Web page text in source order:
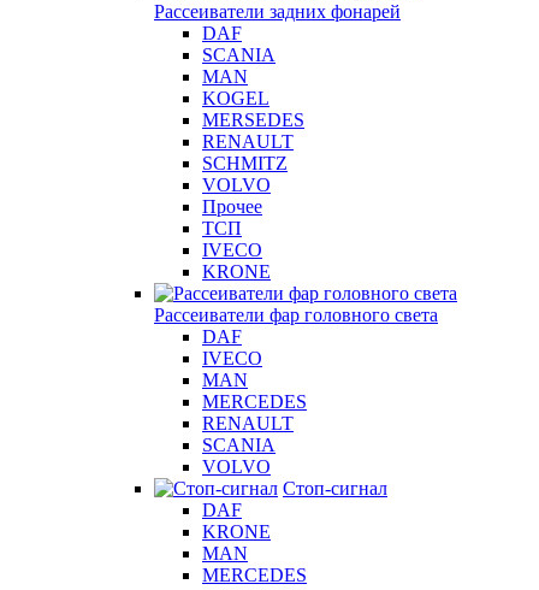
Рассеиватели задних фонарей
DAF
SCANIA
MAN
KOGEL
MERSEDES
RENAULT
SCHMITZ
VOLVO
Прочее
ТСП
IVECO
KRONE
Рассеиватели фар головного света
DAF
IVECO
MAN
MERCEDES
RENAULT
SCANIA
VOLVO
Стоп-сигнал
DAF
KRONE
MAN
MERCEDES